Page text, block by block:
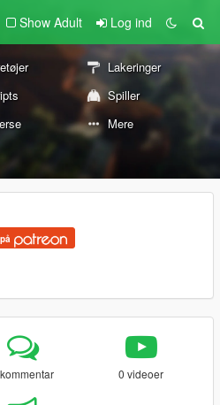
Show Adult Log ind
Lakeringer
Spiller
Mere
0 videoer